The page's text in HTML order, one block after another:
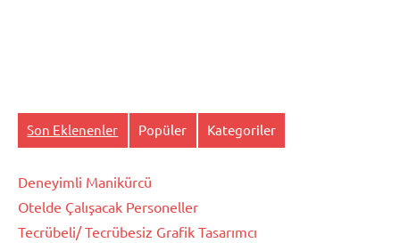
Son Eklenenler Popüler Kategoriler
Deneyimli Manikürcü
Otelde Çalışacak Personeller
Tecrübeli/ Tecrübesiz Grafik Tasarımcı